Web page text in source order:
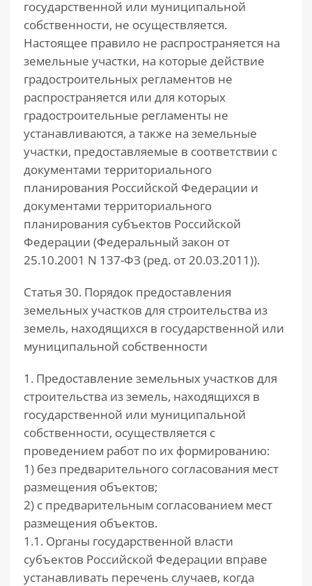
государственной или муниципальной
собственности, не осуществляется.
Настоящее правило не распространяется на
земельные участки, на которые действие
градостроительных регламентов не
распространяется или для которых
градостроительные регламенты не
устанавливаются, а также на земельные
участки, предоставляемые в соответствии с
документами территориального
планирования Российской Федерации и
документами территориального
планирования субъектов Российской
Федерации (Федеральный закон от
25.10.2001 N 137-ФЗ (ред. от 20.03.2011)).
Статья 30. Порядок предоставления
земельных участков для строительства из
земель, находящихся в государственной или
муниципальной собственности
1. Предоставление земельных участков для
строительства из земель, находящихся в
государственной или муниципальной
собственности, осуществляется с
проведением работ по их формированию:
1) без предварительного согласования мест
размещения объектов;
2) с предварительным согласованием мест
размещения объектов.
1.1. Органы государственной власти
субъектов Российской Федерации вправе
устанавливать перечень случаев, когда